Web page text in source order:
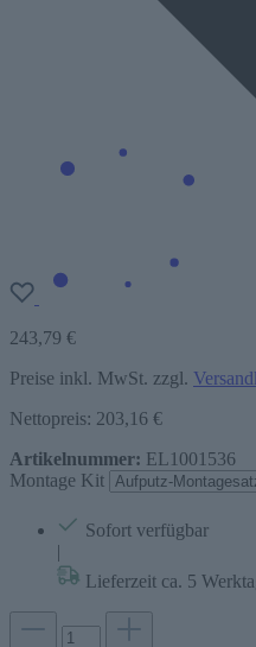
243,79 €
Preise inkl. MwSt. zzgl.
Nettopreis: 203,16 €
Artikelnummer: EL1001536
Montage Kit
Sofort verfügbar
|
Lieferzeit ca. 5